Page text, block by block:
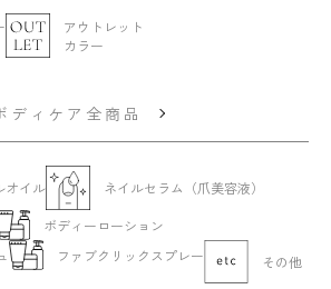
アウトレット
カラー
ディケア全商品
オイル
ネイルセラム（爪美容液）
ボディーローション
ファブクリックスプレー その他